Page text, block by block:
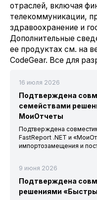
отраслей, включая
телекоммуникации,
здравоохранение и
Дополнительные
ее продуктах см. на
CodeGear. Все для
16 июля 2026
Подтверждена
семействами
МоиОтчеты
Подтверждена
FastReport .NET и
импортозамещения и
9 июня 2026
Подтверждена
решениями